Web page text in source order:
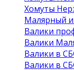
Хомуты
Малярный
Валики
Валики
Валики в
Валики в